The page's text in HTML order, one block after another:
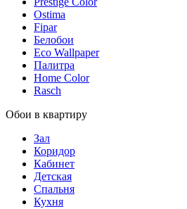
Ostima
Fipar
Белобои
Eco Wallpaper
Палитра
Home Color
Rasch
Обои в квартиру
Зал
Коридор
Кабинет
Детская
Спальня
Кухня